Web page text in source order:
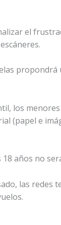
el
propondrá
los menores
(papel e
años no
las redes